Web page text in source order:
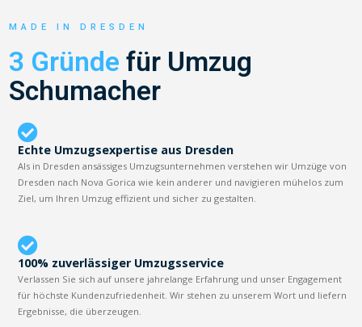
MADE IN DRESDEN
3 Gründe für Umzug
Schumacher
Echte Umzugsexpertise aus Dresden
Als in Dresden ansässiges Umzugsunternehmen verstehen wir Umzüge von
Dresden nach Nova Gorica wie kein anderer und navigieren mühelos zum
Ziel, um Ihren Umzug effizient und sicher zu gestalten.
100% zuverlässiger Umzugsservice
Verlassen Sie sich auf unsere jahrelange Erfahrung und unser Engagement
für höchste Kundenzufriedenheit. Wir stehen zu unserem Wort und liefern
Ergebnisse, die überzeugen.